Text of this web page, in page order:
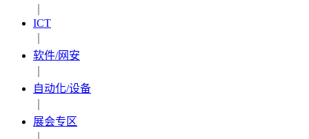
ICT
软件/网安
自动化/设备
展会专区